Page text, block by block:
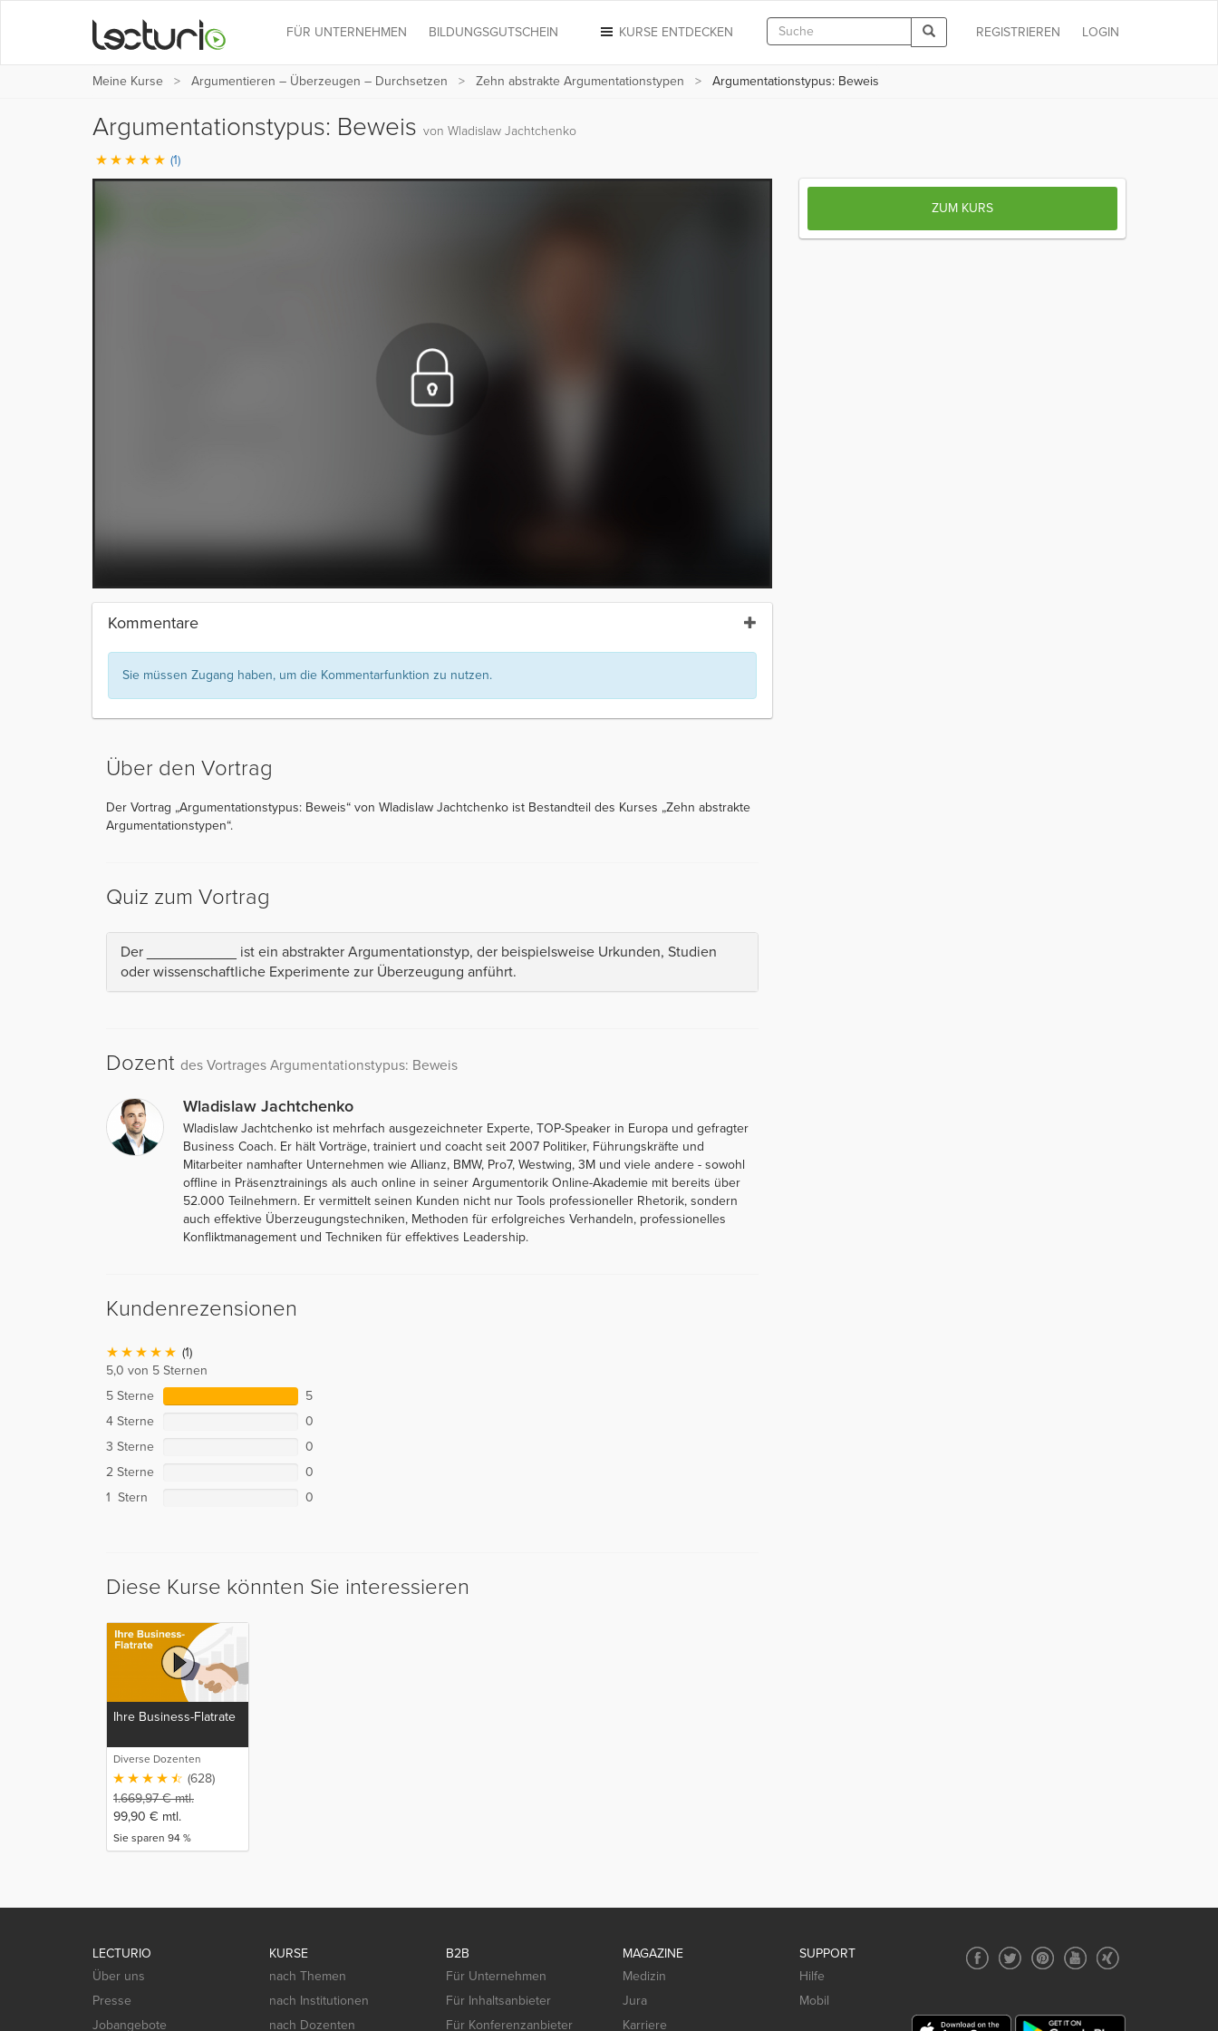
LOGIN
REGISTRIEREN
KURSE ENTDECKEN
FÜR UNTERNEHMEN BILDUNGSGUTSCHEIN
Meine Kurse Argumentieren – Überzeugen – Durchsetzen Zehn abstrakte Argumentationstypen Argumentationstypus: Beweis
Argumentationstypus: Beweis von Wladislaw Jachtchenko
(1)
Kommentare
Sie müssen Zugang haben, um die Kommentarfunktion zu nutzen.
Über den Vortrag
Der Vortrag „Argumentationstypus: Beweis“ von Wladislaw Jachtchenko ist Bestandteil des Kurses „Zehn abstrakte
Argumentationstypen“.
Quiz zum Vortrag
Der ___________ ist ein abstrakter Argumentationstyp, der beispielsweise Urkunden, Studien
oder wissenschaftliche Experimente zur Überzeugung anführt.
Dozent des Vortrages Argumentationstypus: Beweis
Wladislaw Jachtchenko
Wladislaw Jachtchenko ist mehrfach ausgezeichneter Experte, TOP-Speaker in Europa und gefragter
Business Coach. Er hält Vorträge, trainiert und coacht seit 2007 Politiker, Führungskräfte und
Mitarbeiter namhafter Unternehmen wie Allianz, BMW, Pro7, Westwing, 3M und viele andere - sowohl
offline in Präsenztrainings als auch online in seiner Argumentorik Online-Akademie mit bereits über
52.000 Teilnehmern. Er vermittelt seinen Kunden nicht nur Tools professioneller Rhetorik, sondern
auch effektive Überzeugungstechniken, Methoden für erfolgreiches Verhandeln, professionelles
Konfliktmanagement und Techniken für effektives Leadership.
Kundenrezensionen
(1)
5,0 von 5 Sternen
5 Sterne
5
4 Sterne
0
3 Sterne
0
2 Sterne
0
1 Stern
0
Diese Kurse könnten Sie interessieren
Ihre Business-Flatrate
Diverse Dozenten
(628)
1.669,97€mtl.
99,90 € mtl.
Sie sparen 94 %
ZUM KURS
LECTURIO
Über uns
Presse
Jobangebote
KURSE
nach Themen
nach Institutionen
nach Dozenten
B2B
Für Unternehmen
Für Inhaltsanbieter
Für Konferenzanbieter
MAGAZINE
Medizin
Jura
Karriere
SUPPORT
Hilfe
Mobil